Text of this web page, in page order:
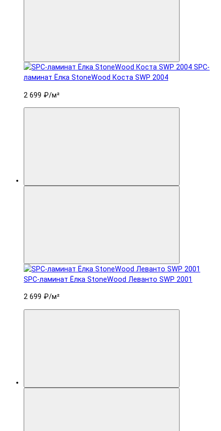
SPC-
ламинат Ëлка StoneWood Коста SWP 2004
2 699 ₽/м²
SPC-ламинат Ëлка StoneWood Леванто SWP 2001
2 699 ₽/м²